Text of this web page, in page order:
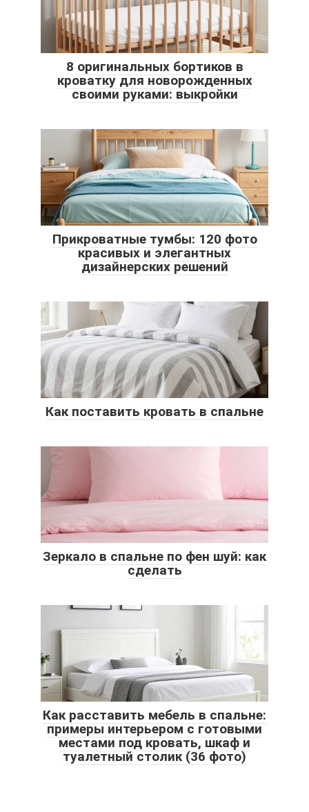
8 оригинальных бортиков в
кроватку для новорожденных
своими руками: выкройки
Прикроватные тумбы: 120 фото
красивых и элегантных
дизайнерских решений
Как поставить кровать в спальне
Зеркало в спальне по фен шуй: как
сделать
Как расставить мебель в спальне:
примеры интерьером с готовыми
местами под кровать, шкаф и
туалетный столик (36 фото)